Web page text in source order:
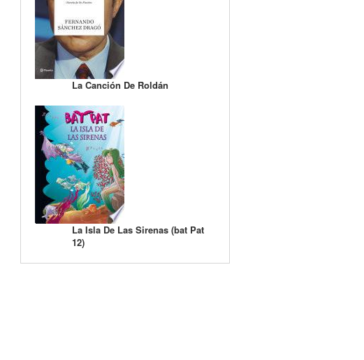
La Canción De Roldán
La Isla De Las Sirenas (bat Pat
12)